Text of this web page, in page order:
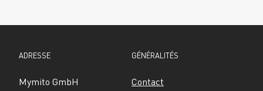
ADRESSE
Mymito GmbH
GÉNÉRALITÉS
Contact